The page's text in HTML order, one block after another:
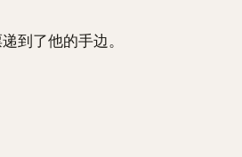
到了他的手边。